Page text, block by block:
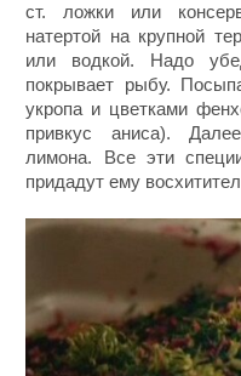
ст. ложки или
натертой на крупной
или водкой. Надо
покрывает рыбу.
укропа и цветками
привкус аниса).
лимона. Все эти
придадут ему